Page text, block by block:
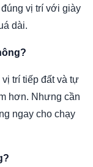
vị trí với giày
dài.
trí tiếp đất và tự
hơn. Nhưng cần
ngay cho chạy